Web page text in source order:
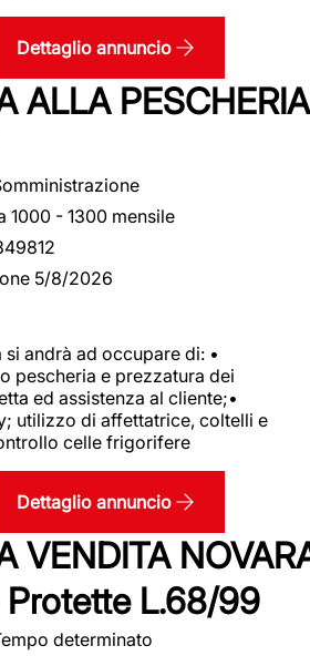
Dettaglio annuncio
ALLA PESCHERIA
1000 - 1300 mensile
5/8/2026
andrà ad occupare di: •
pescheria e prezzatura dei
ed assistenza al cliente;•
utilizzo di affettatrice, coltelli e
celle frigorifere
Dettaglio annuncio
VENDITA
L.68/99
determinato